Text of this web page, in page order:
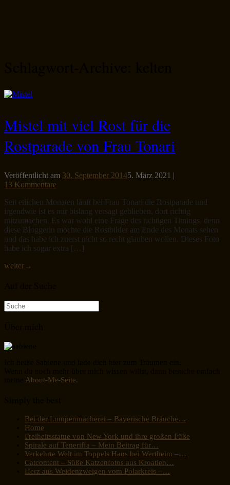
Mistel mit viel Rost für die
Rostparade von Frau Tonari
Veröffentlicht am 30. September 20145. März 2021 |
13 Kommentare
Seit etlichen Monaten läuft bei Frau Tonari die Rostparade und
irgendwie ist es mir bislang versagt geblieben, dort richtig
mitzumachen. Es war wohl eine Frage des richtigen Timings, denn
diese Bloggerin möchte die Rostbilder am Ende des Monats sehen
und das habe ich zuerst nicht so recht glauben wollen. Dieses Foto
habe ich sogar extra […]
weiter→
Suche
nach:
About-Me-Seite.
Bei der Lumpenmacherei – Bayerische Bräuche…
Home
Freiheitsstatue von New York und ihre großen Füße
Spirale auf Teneriffa – Mein Beitrag für…
Verkehrte Welt im Toppels Haus bei Wertheim –…
Catcontent – Süße Katzenfotos aus Kroatien…
Herz aus Weidenzweigen vom Polarkreis –…